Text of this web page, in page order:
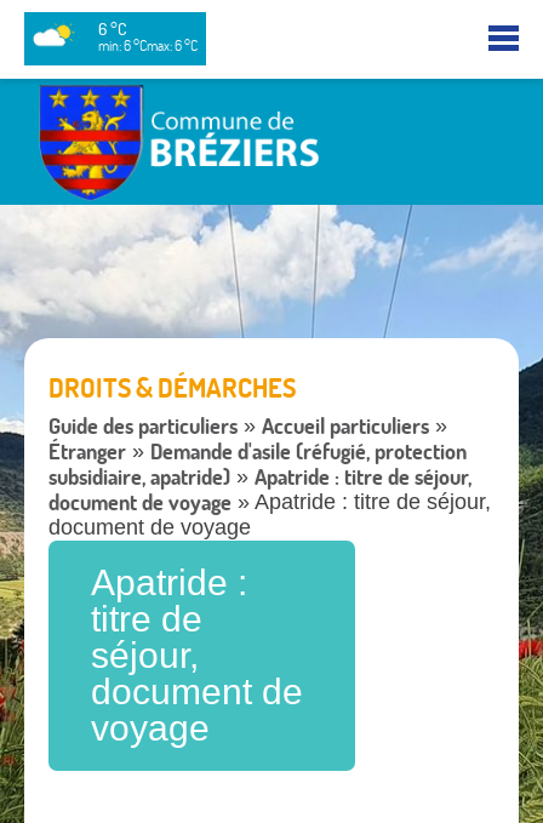
6 °C
min: 6 °Cmax: 6 °C
DROITS & DÉMARCHES
Guide des particuliers » Accueil particuliers »
Étranger » Demande d'asile (réfugié, protection
subsidiaire, apatride) » Apatride : titre de séjour,
document de voyage » Apatride : titre de séjour,
document de voyage
Apatride :
titre de
séjour,
document de
voyage